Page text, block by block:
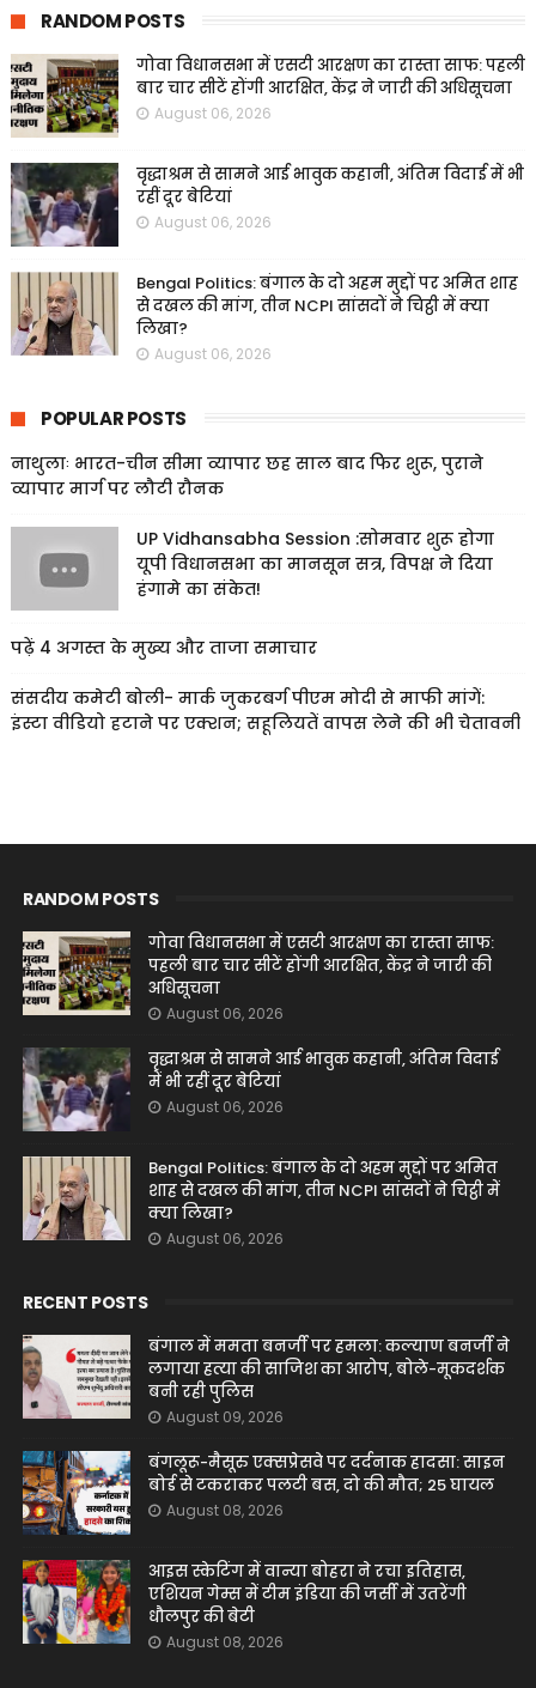
RANDOM POSTS
गोवा विधानसभा में एसटी आरक्षण का रास्ता साफ: पहली
बार चार सीटें होंगी आरक्षित, केंद्र ने जारी की अधिसूचना
August 06, 2026
वृद्धाश्रम से सामने आई भावुक कहानी, अंतिम विदाई में भी
रहीं दूर बेटियां
August 06, 2026
Bengal Politics: बंगाल के दो अहम मुद्दों पर अमित शाह
से दखल की मांग, तीन NCPI सांसदों ने चिट्ठी में क्या
लिखा?
August 06, 2026
POPULAR POSTS
नाथुलाः भारत-चीन सीमा व्यापार छह साल बाद फिर शुरू, पुराने
व्यापार मार्ग पर लौटी रौनक
UP Vidhansabha Session :सोमवार शुरू होगा
यूपी विधानसभा का मानसून सत्र, विपक्ष ने दिया
हंगामे का संकेत!
पढ़ें 4 अगस्त के मुख्य और ताजा समाचार
संसदीय कमेटी बोली- मार्क जुकरबर्ग पीएम मोदी से माफी मांगें:
इंस्टा वीडियो हटाने पर एक्शन; सहूलियतें वापस लेने की भी चेतावनी
RANDOM POSTS
गोवा विधानसभा में एसटी आरक्षण का रास्ता साफ:
पहली बार चार सीटें होंगी आरक्षित, केंद्र ने जारी की
अधिसूचना
August 06, 2026
वृद्धाश्रम से सामने आई भावुक कहानी, अंतिम विदाई
में भी रहीं दूर बेटियां
August 06, 2026
Bengal Politics: बंगाल के दो अहम मुद्दों पर अमित
शाह से दखल की मांग, तीन NCPI सांसदों ने चिट्ठी में
क्या लिखा?
August 06, 2026
RECENT POSTS
बंगाल में ममता बनर्जी पर हमला: कल्याण बनर्जी ने
लगाया हत्या की साजिश का आरोप, बोले-मूकदर्शक
बनी रही पुलिस
August 09, 2026
बंगलूरू-मैसूरु एक्सप्रेसवे पर दर्दनाक हादसा: साइन
बोर्ड से टकराकर पलटी बस, दो की मौत; 25 घायल
August 08, 2026
आइस स्केटिंग में वान्या बोहरा ने रचा इतिहास,
एशियन गेम्स में टीम इंडिया की जर्सी में उतरेंगी
धौलपुर की बेटी
August 08, 2026